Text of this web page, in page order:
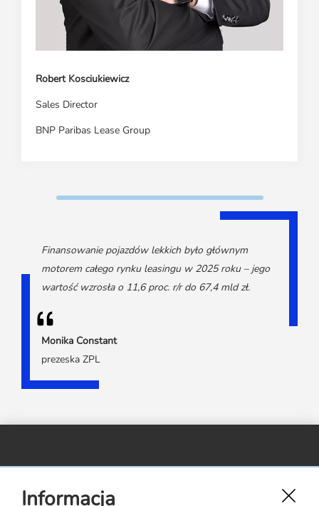
Informacja
Robert Kosciukiewicz
Sales Director
BNP Paribas Lease Group
Finansowanie pojazdów lekkich było głównym
motorem całego rynku leasingu w 2025 roku – jego
wartość wzrosła o 11,6 proc. r/r do 67,4 mld zł.
Monika Constant
prezeska ZPL